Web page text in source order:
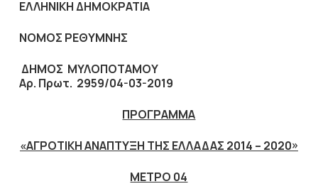
ΕΛΛΗΝΙΚΗ ΔΗΜΟΚΡΑΤΙΑ
ΝΟΜΟΣ ΡΕΘΥΜΝΗΣ
ΔΗΜΟΣ ΜΥΛΟΠΟΤΑΜΟΥ
Αρ. Πρωτ. 2959/04-03-2019
ΠΡΟΓΡΑΜΜΑ
«ΑΓΡΟΤΙΚΗ ΑΝΑΠΤΥΞΗ ΤΗΣ ΕΛΛΑΔΑΣ 2014 – 2020»
ΜΕΤΡΟ 04